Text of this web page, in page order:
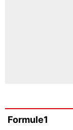
Formule1